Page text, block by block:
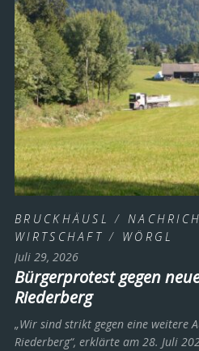
BRUCKHÄUSL /
WIRTSCHAFT / WÖRGL
Juli 29, 2026
Bürgerprotest gegen
Riederberg
„Wir sind strikt gegen eine weitere
Riederberg“, erklärte am 28. Juli